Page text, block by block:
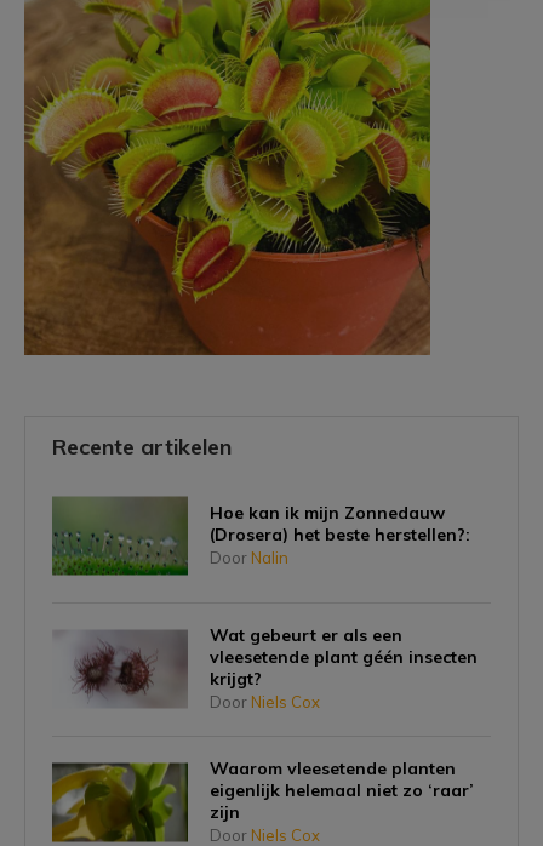
Recente artikelen
Hoe kan ik mijn Zonnedauw
(Drosera) het beste herstellen?:
Door Nalin
Wat gebeurt er als een
vleesetende plant géén insecten
krijgt?
Door Niels Cox
Waarom vleesetende planten
eigenlijk helemaal niet zo ‘raar’
zijn
Door Niels Cox